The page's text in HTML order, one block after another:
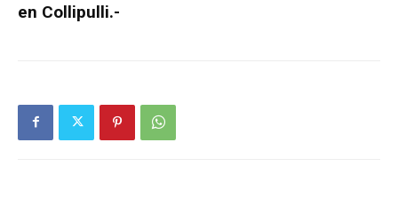
en Collipulli.-